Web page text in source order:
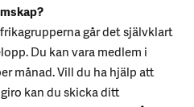
går det självklart
Du kan vara medlem i
månad. Vill du ha hjälp att
kan du skicka ditt